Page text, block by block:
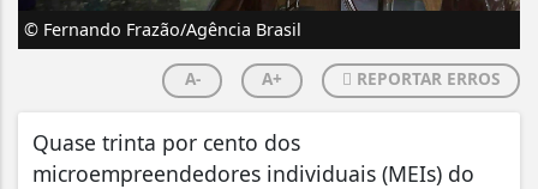
© Fernando Frazão/Agência Brasil
A- A+ REPORTAR ERROS
Quase trinta por cento dos
microempreendedores individuais (MEIs) do